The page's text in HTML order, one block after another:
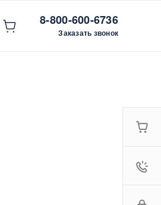
8-800-600-6736
Заказать звонок